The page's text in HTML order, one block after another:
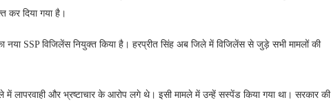
कर दिया गया है।
नया SSP विजिलेंस नियुक्त किया है। हरप्रीत सिंह अब जिले में विजिलेंस से जुड़े सभी मामलों की
लापरवाही और भ्रष्टाचार के आरोप लगे थे। इसी मामले में उन्हें सस्पेंड किया गया था। सरकार की